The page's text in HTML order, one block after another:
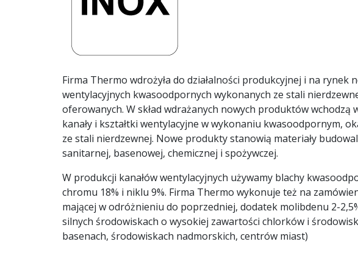
Firma Thermo wdrożyła do działalności produkcyjnej i na rynek
wentylacyjnych kwasoodpornych wykonanych ze stali
oferowanych. W skład wdrażanych nowych produktów
kanały i kształtki wentylacyjne w wykonaniu kwasoodpornym,
ze stali nierdzewnej. Nowe produkty stanowią materiały
sanitarnej, basenowej, chemicznej i spożywczej.
W produkcji kanałów wentylacyjnych używamy blachy
chromu 18% i niklu 9%. Firma Thermo wykonuje też na
mającej w odróżnieniu do poprzedniej, dodatek molibdenu 2-
silnych środowiskach o wysokiej zawartości chlorków i
basenach, środowiskach nadmorskich, centrów miast)